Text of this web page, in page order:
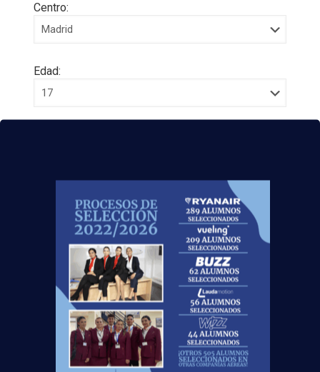
Centro:
Edad:
facilite con la finalidad de gestionar su consulta y
darle respuesta. Puede ejercer sus derechos de
protección de datos a través del e-mail
escuelasuperioraeronautica.com. Para más
información, por favor, consulte nuestraPolítica de
Privacidad.
¡No dejesvolaresta oportunidad!